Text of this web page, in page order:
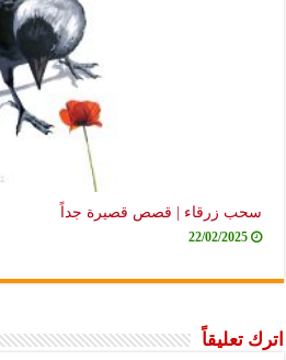
سحب زرقاء | قصص قصيرة جداً
22/02/2025
اترك تعليقاً